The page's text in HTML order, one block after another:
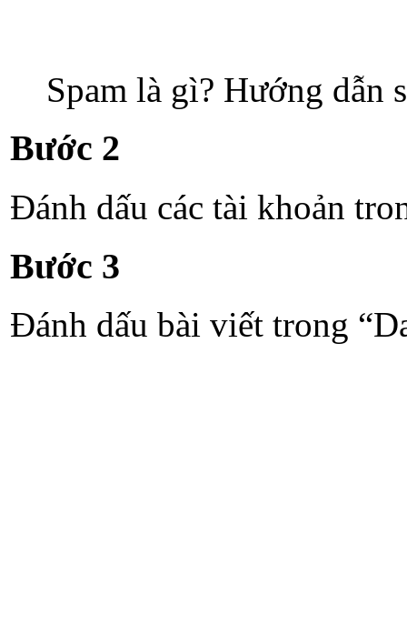
Spam là gì? Hướng dẫn
Bước 2
Đánh dấu các tài khoản
Bước 3
Đánh dấu bài viết trong